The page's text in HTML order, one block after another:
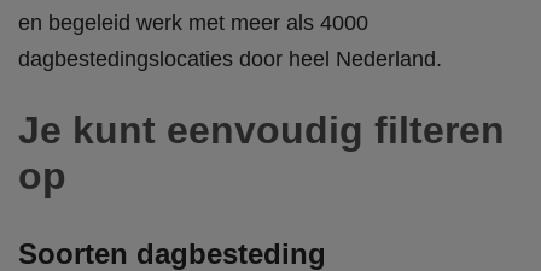
en begeleid werk met meer als 4000
dagbestedingslocaties door heel Nederland.
Je kunt eenvoudig filteren
op
Soorten dagbesteding